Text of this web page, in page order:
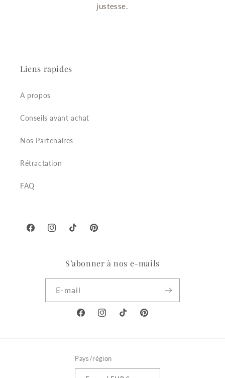
justesse.
Liens rapides
A propos
Conseils avant achat
Nos Partenaires
Rétractation
FAQ
FacebookInstagramTikTok Pinterest
S’abonner à nos e-mails
E-mail
FacebookInstagramTikTok Pinterest
Pays/région